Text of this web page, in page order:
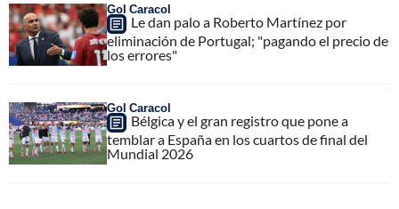
Gol Caracol
Le dan palo a Roberto Martínez por
eliminación de Portugal; "pagando el precio de
los errores"
Gol Caracol
Bélgica y el gran registro que pone a
temblar a España en los cuartos de final del
Mundial 2026